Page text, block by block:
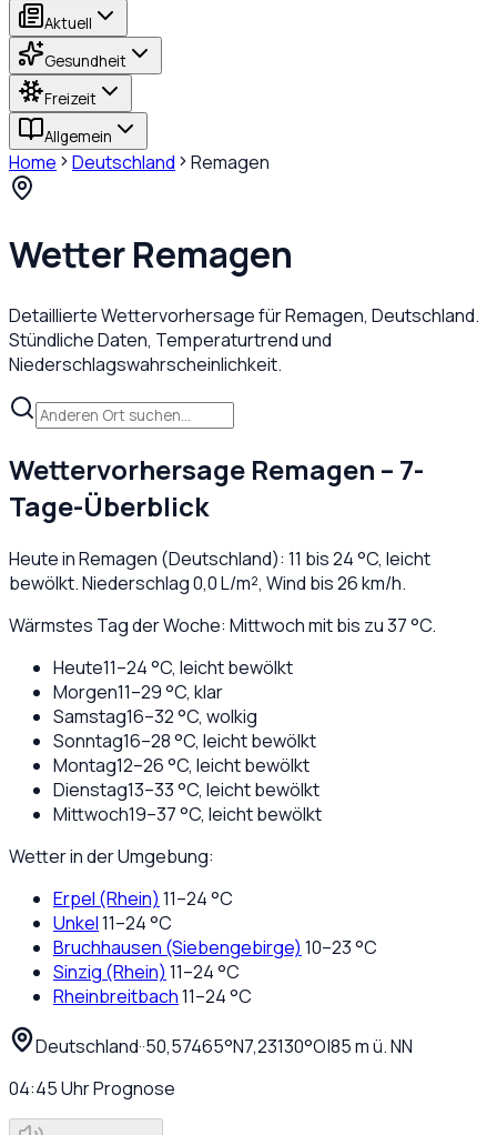
Aktuell
Gesundheit
Freizeit
Allgemein
Home Deutschland Remagen
WetterRemagen
Detaillierte Wettervorhersage fürRemagen, Deutschland.
Stündliche Daten, Temperaturtrend und
Niederschlagswahrscheinlichkeit.
Wettervorhersage Remagen – 7-
Tage-Überblick
Heute inRemagen (Deutschland): 11 bis24°C, leicht
bewölkt. Niederschlag0,0L/m², Wind bis26km/h.
Wärmstes Tag der Woche: Mittwoch mit bis zu 37 °C.
Heute11–24°C, leicht bewölkt
Morgen11–29°C, klar
Samstag16–32°C, wolkig
Sonntag16–28°C, leicht bewölkt
Montag12–26°C, leicht bewölkt
Dienstag13–33°C, leicht bewölkt
Mittwoch19–37°C, leicht bewölkt
Wetter in der Umgebung:
Erpel (Rhein) 11–24°C
Unkel11–24°C
Bruchhausen (Siebengebirge) 10–23°C
Sinzig (Rhein) 11–24°C
Rheinbreitbach11–24°C
Deutschland··50,57465°N7,23130°O|85m ü. NN
04:45UhrPrognose